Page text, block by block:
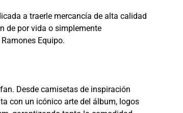
a traerle mercancía de alta calidad
de por vida o simplemente
Equipo.
Desde camisetas de inspiración
con un icónico arte del álbum, logos